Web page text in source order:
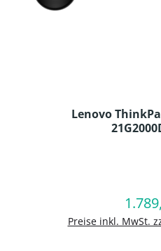
Lenovo
Preise inkl. MwSt.
In den